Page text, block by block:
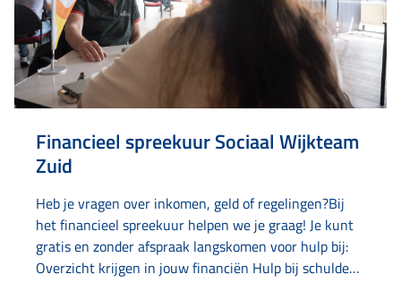
Financieel spreekuur Sociaal Wijkteam
Zuid
Heb je vragen over inkomen, geld of regelingen?Bij
het financieel spreekuur helpen we je graag! Je kunt
gratis en zonder afspraak langskomen voor hulp bij:
Overzicht krijgen in jouw financiën Hulp bij schulden